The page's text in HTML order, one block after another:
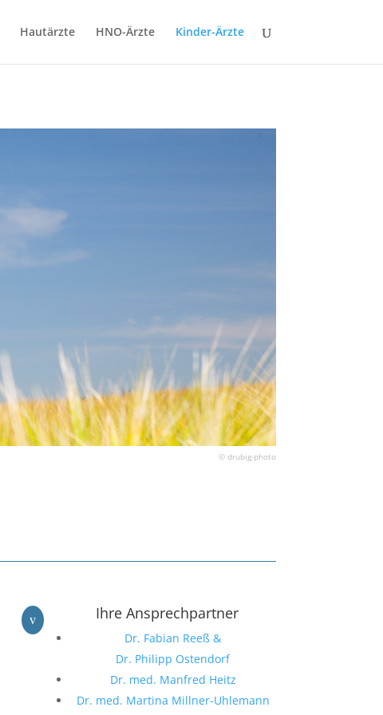
Hautärzte HNO-Ärzte Kinder-Ärzte
© drubig-photo
v Ihre Ansprechpartner
Dr. Fabian Reeß &
Dr. Philipp Ostendorf
Dr. med. Manfred Heitz
Dr. med. Martina Millner-Uhlemann